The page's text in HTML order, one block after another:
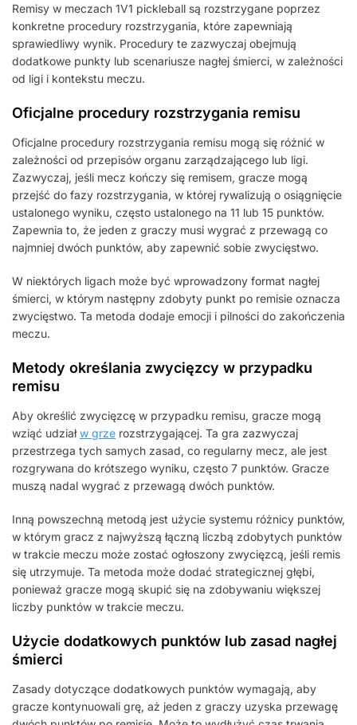
Remisy w meczach 1V1 pickleball są rozstrzygane poprzez
konkretne procedury rozstrzygania, które zapewniają
sprawiedliwy wynik. Procedury te zazwyczaj obejmują
dodatkowe punkty lub scenariusze nagłej śmierci, w zależności
od ligi i kontekstu meczu.
Oficjalne procedury rozstrzygania remisu
Oficjalne procedury rozstrzygania remisu mogą się różnić w
zależności od przepisów organu zarządzającego lub ligi.
Zazwyczaj, jeśli mecz kończy się remisem, gracze mogą
przejść do fazy rozstrzygania, w której rywalizują o osiągnięcie
ustalonego wyniku, często ustalonego na 11 lub 15 punktów.
Zapewnia to, że jeden z graczy musi wygrać z przewagą co
najmniej dwóch punktów, aby zapewnić sobie zwycięstwo.
W niektórych ligach może być wprowadzony format nagłej
śmierci, w którym następny zdobyty punkt po remisie oznacza
zwycięstwo. Ta metoda dodaje emocji i pilności do zakończenia
meczu.
Metody określania zwycięzcy w przypadku
remisu
Aby określić zwycięzcę w przypadku remisu, gracze mogą
wziąć udziałw grze rozstrzygającej. Ta gra zazwyczaj
przestrzega tych samych zasad, co regularny mecz, ale jest
rozgrywana do krótszego wyniku, często 7 punktów. Gracze
muszą nadal wygrać z przewagą dwóch punktów.
Inną powszechną metodą jest użycie systemu różnicy punktów,
w którym gracz z najwyższą łączną liczbą zdobytych punktów
w trakcie meczu może zostać ogłoszony zwycięzcą, jeśli remis
się utrzymuje. Ta metoda może dodać strategicznej głębi,
ponieważ gracze mogą skupić się na zdobywaniu większej
liczby punktów w trakcie meczu.
Użycie dodatkowych punktów lub zasad nagłej
śmierci
Zasady dotyczące dodatkowych punktów wymagają, aby
gracze kontynuowali grę, aż jeden z graczy uzyska przewagę